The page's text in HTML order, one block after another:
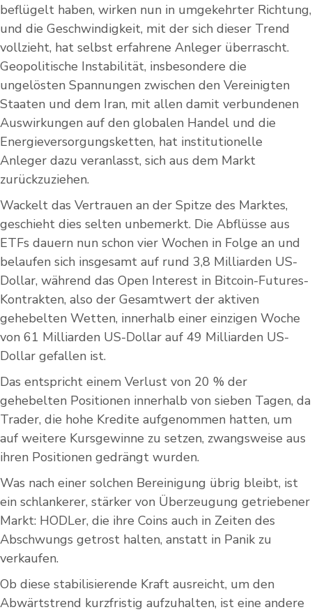
beflügelt haben, wirken nun in umgekehrter Richtung,
und die Geschwindigkeit, mit der sich dieser Trend
vollzieht, hat selbst erfahrene Anleger überrascht.
Geopolitische Instabilität, insbesondere die
ungelösten Spannungen zwischen den Vereinigten
Staaten und dem Iran, mit allen damit verbundenen
Auswirkungen auf den globalen Handel und die
Energieversorgungsketten, hat institutionelle
Anleger dazu veranlasst, sich aus dem Markt
zurückzuziehen.
Wackelt das Vertrauen an der Spitze des Marktes,
geschieht dies selten unbemerkt. Die Abflüsse aus
ETFs dauern nun schon vier Wochen in Folge an und
belaufen sich insgesamt auf rund 3,8 Milliarden US-
Dollar, während das Open Interest in Bitcoin-Futures-
Kontrakten, also der Gesamtwert der aktiven
gehebelten Wetten, innerhalb einer einzigen Woche
von 61 Milliarden US-Dollar auf 49 Milliarden US-
Dollar gefallen ist.
Das entspricht einem Verlust von 20 % der
gehebelten Positionen innerhalb von sieben Tagen, da
Trader, die hohe Kredite aufgenommen hatten, um
auf weitere Kursgewinne zu setzen, zwangsweise aus
ihren Positionen gedrängt wurden.
Was nach einer solchen Bereinigung übrig bleibt, ist
ein schlankerer, stärker von Überzeugung getriebener
Markt: HODLer, die ihre Coins auch in Zeiten des
Abschwungs getrost halten, anstatt in Panik zu
verkaufen.
Ob diese stabilisierende Kraft ausreicht, um den
Abwärtstrend kurzfristig aufzuhalten, ist eine andere